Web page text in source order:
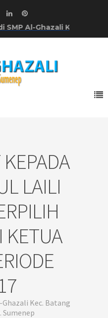
Ghazali Kab. Sumenep!
LAILI
KETUA
Kec. Batang
Sumenep